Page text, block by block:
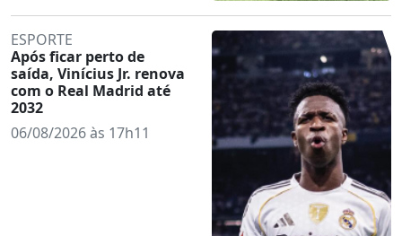
ESPORTE
Após ficar perto de
saída, Vinícius Jr. renova
com o Real Madrid até
2032
06/08/2026 às 17h11